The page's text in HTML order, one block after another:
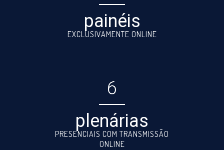
painéis
EXCLUSIVAMENTE ONLINE
6
plenárias
PRESENCIAIS COM TRANSMISSÃO
ONLINE